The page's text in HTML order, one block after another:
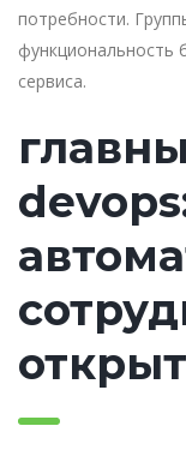
потребности.
функциональность
сервиса.